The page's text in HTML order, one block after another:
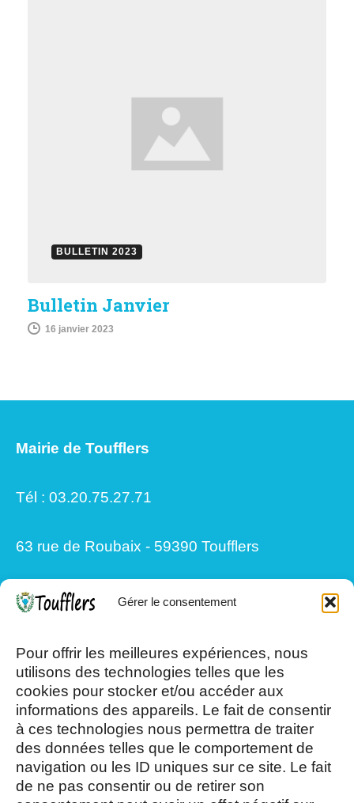
Gérer le consentement
Pour offrir les meilleures expériences, nous
utilisons des technologies telles que les
cookies pour stocker et/ou accéder aux
informations des appareils. Le fait de consentir
à ces technologies nous permettra de traiter
des données telles que le comportement de
navigation ou les ID uniques sur ce site. Le fait
de ne pas consentir ou de retirer son
BULLETIN 2023
Bulletin Janvier
16 janvier 2023
Mairie de Toufflers
Tél : 03.20.75.27.71
63 rue de Roubaix - 59390 Toufflers
13h30/17h15
Mercredi et Samedi : 8h- 12h